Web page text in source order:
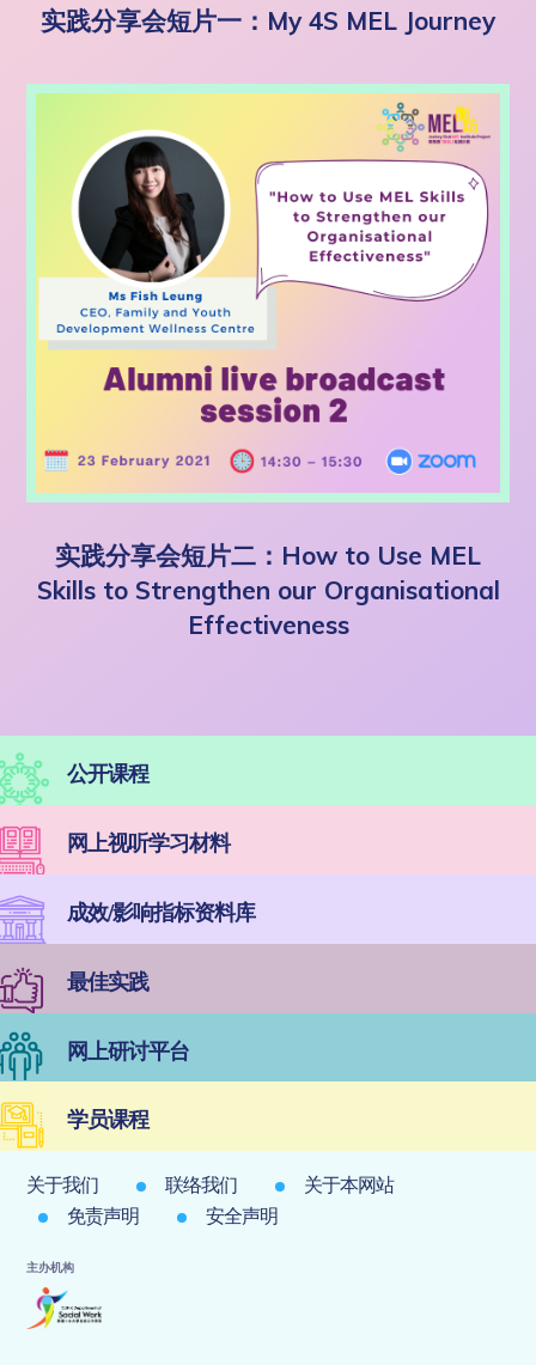
实践分享会短片一：My 4S MEL Journey
实践分享会短片二：How to Use MEL
Skills to Strengthen our Organisational
Effectiveness
公开课程
网上视听学习材料
成效/影响指标资料库
最佳实践
网上研讨平台
学员课程
关于我们 联络我们
关于本网站
免责声明
安全声明
主办机构